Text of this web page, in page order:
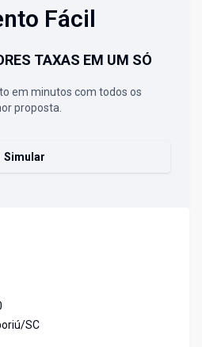
Fácil
TAXAS EM UM SÓ
em minutos com todos os
proposta.
Simular
SC